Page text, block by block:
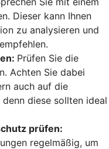
Dieser kann Ihnen
zu analysieren und
Prüfen Sie die
Achten Sie dabei
auch auf die
diese sollten ideal
prüfen:
regelmäßig, um